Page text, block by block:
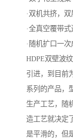
·双机共挤，
·全真空覆带式
·随机扩口一次
HDPE双壁波
引进，到目前
系列的产品，
生产工艺，随
造工艺就决定
是平滑的，但